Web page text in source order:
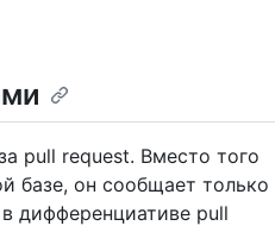
pull request. Вместо того
базе, он сообщает только
дифференциативе pull